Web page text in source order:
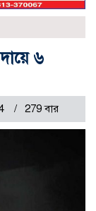
৬
279 বার